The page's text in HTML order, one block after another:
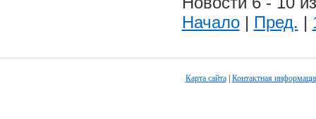
Начало| Пред. |
Карта сайта| Контактная